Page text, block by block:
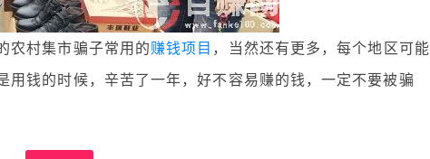
村集市骗子常用的赚钱项目 ，当然还有更多，每个地区可能
钱的时候，辛苦了一年，好不容易赚的钱，一定不要被骗